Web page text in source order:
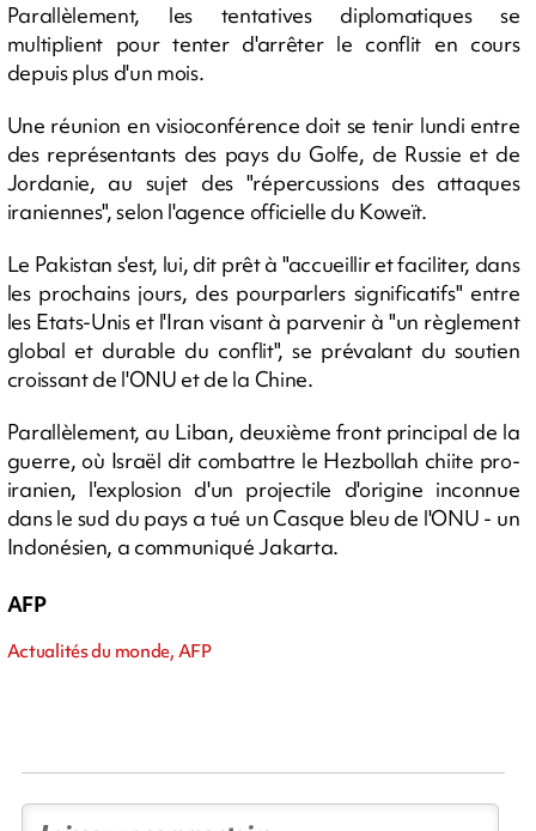
Parallèlement, les tentatives diplomatiques se
multiplient pour tenter d'arrêter le conflit en cours
depuis plus d'un mois.
Une réunion en visioconférence doit se tenir lundi entre
des représentants des pays du Golfe, de Russie et de
Jordanie, au sujet des "répercussions des attaques
iraniennes", selon l'agence officielle du Koweït.
Le Pakistan s'est, lui, dit prêt à "accueillir et faciliter, dans
les prochains jours, des pourparlers significatifs" entre
les Etats-Unis et l'Iran visant à parvenir à "un règlement
global et durable du conflit", se prévalant du soutien
croissant de l'ONU et de la Chine.
Parallèlement, au Liban, deuxième front principal de la
guerre, où Israël dit combattre le Hezbollah chiite pro-
iranien, l'explosion d'un projectile d'origine inconnue
dans le sud du pays a tué un Casque bleu de l'ONU - un
Indonésien, a communiqué Jakarta.
AFP
Actualités du monde, AFP